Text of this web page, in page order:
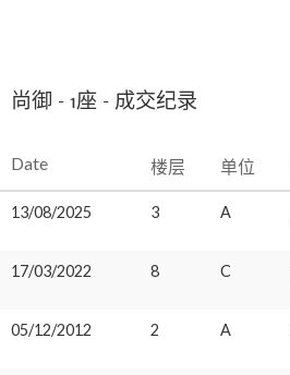
尚御 - 1座 - 成交纪录
Date 楼层 单位
13/08/2025 3 A
17/03/2022 8 C
05/12/2012 2 A